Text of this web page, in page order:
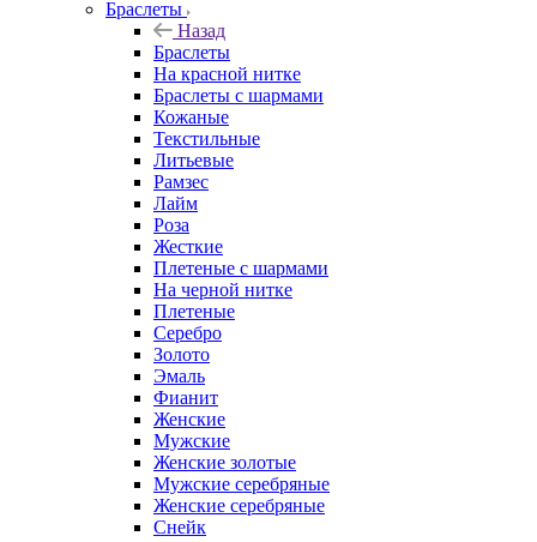
Браслеты
Назад
Браслеты
На красной нитке
Браслеты с шармами
Кожаные
Текстильные
Литьевые
Рамзес
Лайм
Роза
Жесткие
Плетеные с шармами
На черной нитке
Плетеные
Серебро
Золото
Эмаль
Фианит
Женские
Мужские
Женские золотые
Мужские серебряные
Женские серебряные
Снейк